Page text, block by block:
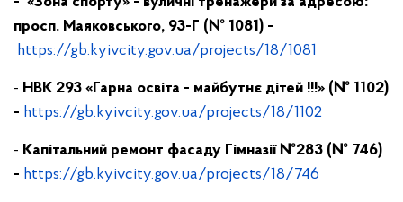
просп. Маяковського, 93-Г (№ 1081) -
https://gb.kyivcity.gov.ua/projects/18/1081
- НВК 293 «Гарна освіта - майбутнє дітей !!!» (№ 1102)
- https://gb.kyivcity.gov.ua/projects/18/1102
- Капітальний ремонт фасаду Гімназії №283 (№ 746)
- https://gb.kyivcity.gov.ua/projects/18/746